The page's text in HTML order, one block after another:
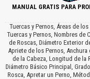
MANUAL GRATIS PARA
Tuercas y Pernos, Áreas de
Tuercas y Pernos, Nombres de
de Roscas, Diámetro Exterior
Apriete de los Pernos,
de la Cabeza, Longitud de la
Diámetro Básico Principal,
Rosca, Apretar un Perno,